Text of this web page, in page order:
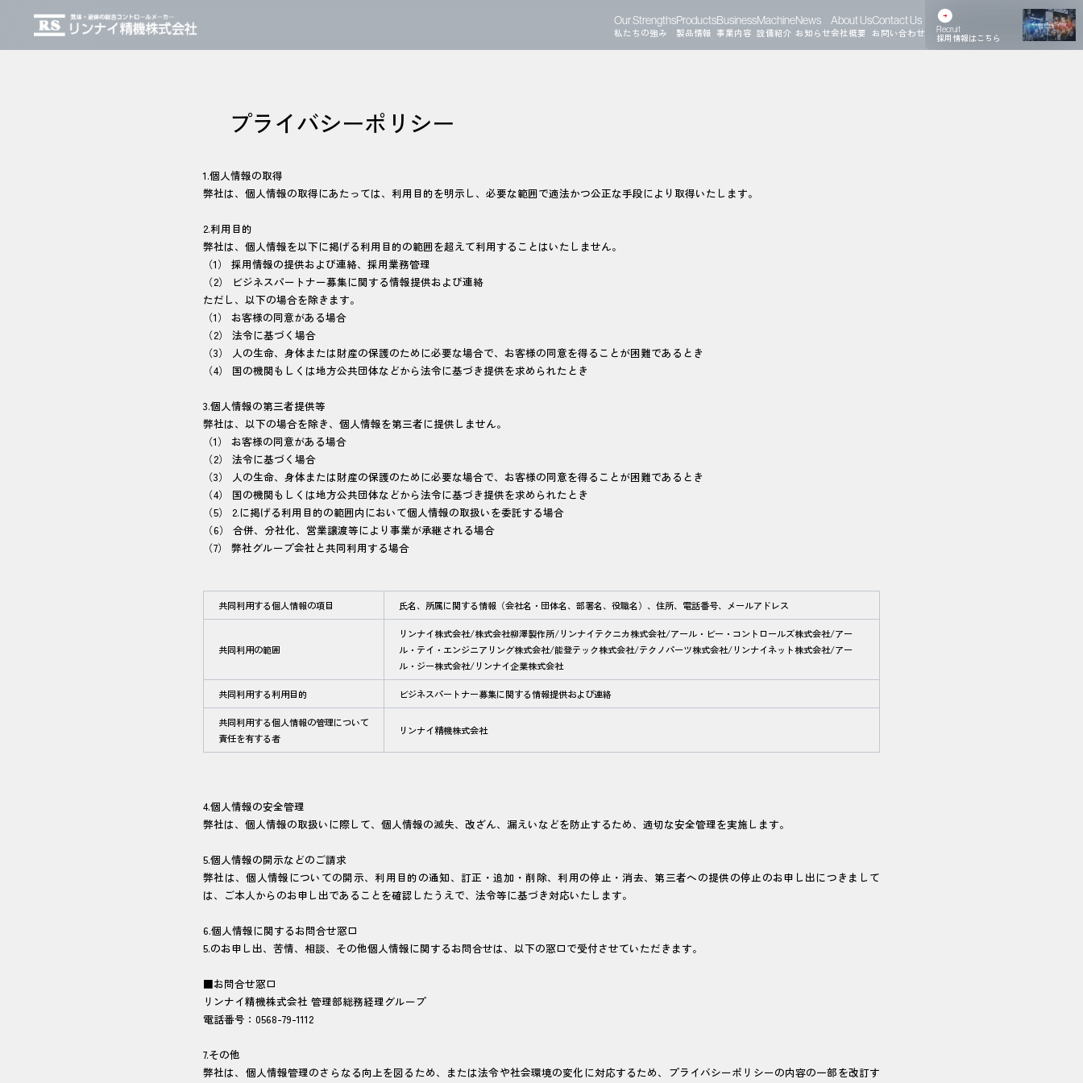
Our Strengths
私たちの強み
Products
製品情報
Business
事業内容
Machine
設備紹介
News
お知らせ
About Us
会社概要
Contact Us
お問い合わせ Recruit
採用情報はこちら
プライバシーポリシー
1.個人情報の取得
弊社は、個人情報の取得にあたっては、利用目的を明示し、必要な範囲で適法かつ公正な手段により取得いたします。
2.利用目的
弊社は、個人情報を以下に掲げる利用目的の範囲を超えて利用することはいたしません。
（1） 採用情報の提供および連絡、採用業務管理
（2） ビジネスパートナー募集に関する情報提供および連絡
ただし、以下の場合を除きます。
（1） お客様の同意がある場合
（2） 法令に基づく場合
（3） 人の生命、身体または財産の保護のために必要な場合で、お客様の同意を得ることが困難であるとき
（4） 国の機関もしくは地方公共団体などから法令に基づき提供を求められたとき
3.個人情報の第三者提供等
弊社は、以下の場合を除き、個人情報を第三者に提供しません。
（1） お客様の同意がある場合
（2） 法令に基づく場合
（3） 人の生命、身体または財産の保護のために必要な場合で、お客様の同意を得ることが困難であるとき
（4） 国の機関もしくは地方公共団体などから法令に基づき提供を求められたとき
（5） 2.に掲げる利用目的の範囲内において個人情報の取扱いを委託する場合
（6） 合併、分社化、営業譲渡等により事業が承継される場合
（7） 弊社グループ会社と共同利用する場合
共同利用する個人情報の項目 氏名、所属に関する情報（会社名・団体名、部署名、役職名）、住所、電話番号、メールアドレス
共同利用の範囲
リンナイ株式会社/株式会社柳澤製作所/リンナイテクニカ株式会社/アール・ビー・コントロールズ株式会社/アー
ル・テイ・エンジニアリング株式会社/能登テック株式会社/テクノパーツ株式会社/リンナイネット株式会社/アー
ル・ジー株式会社/リンナイ企業株式会社
共同利用する利用目的 ビジネスパートナー募集に関する情報提供および連絡
共同利用する個人情報の管理について
責任を有する者
リンナイ精機株式会社
4.個人情報の安全管理
弊社は、個人情報の取扱いに際して、個人情報の滅失、改ざん、漏えいなどを防止するため、適切な安全管理を実施します。
5.個人情報の開示などのご請求
弊社は、個人情報についての開示、利用目的の通知、訂正・追加・削除、利用の停止・消去、第三者への提供の停止のお申し出につきまして
は、ご本人からのお申し出であることを確認したうえで、法令等に基づき対応いたします。
6.個人情報に関するお問合せ窓口
5.のお申し出、苦情、相談、その他個人情報に関するお問合せは、以下の窓口で受付させていただきます。
■お問合せ窓口
リンナイ精機株式会社 管理部総務経理グループ
電話番号：0568-79-1112
7.その他
弊社は、個人情報管理のさらなる向上を図るため、または法令や社会環境の変化に対応するため、プライバシーポリシーの内容の一部を改訂す